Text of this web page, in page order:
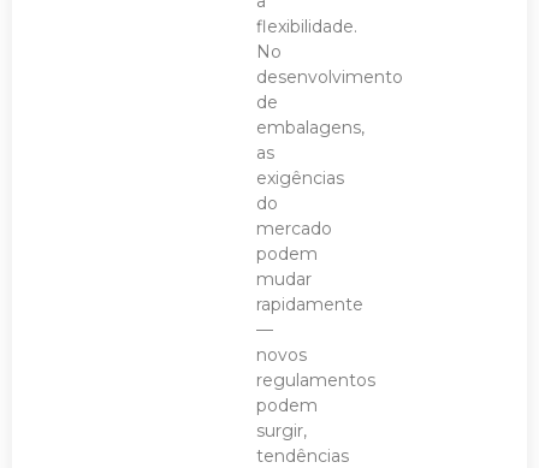
flexibilidade.
No
desenvolvimento
de
embalagens,
as
exigências
do
mercado
podem
mudar
rapidamente
—
novos
regulamentos
podem
surgir,
tendências